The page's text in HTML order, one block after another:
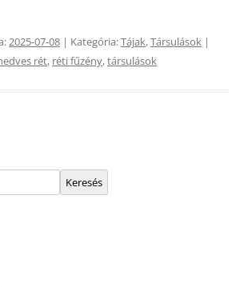
2025-07-08 | Kategória:Tájak,Társulások |
rét, réti fűzény,társulások
Keresés